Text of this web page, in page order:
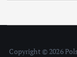
Copyright © 2026